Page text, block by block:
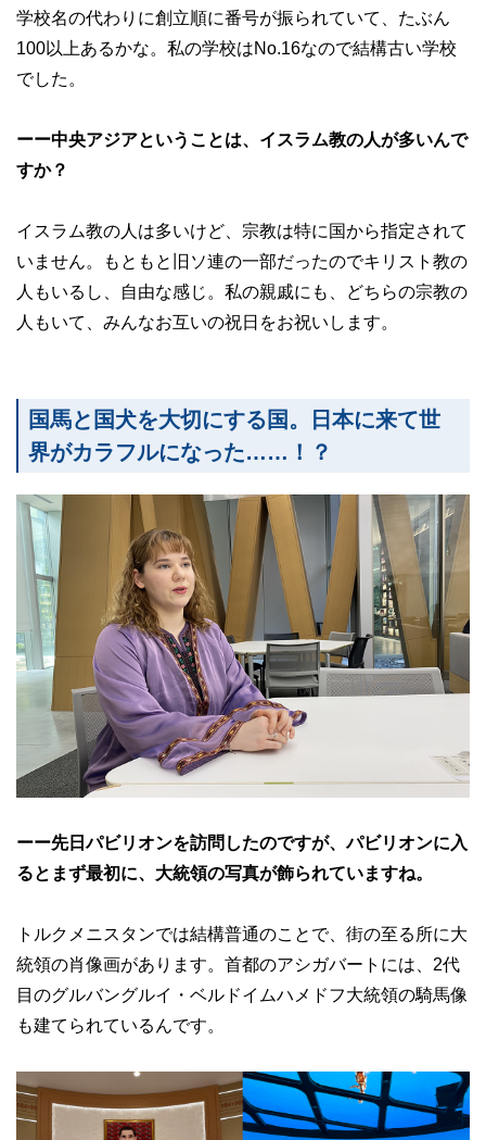
学校名の代わりに創立順に番号が振られていて、たぶん
100以上あるかな。私の学校はNo.16なので結構古い学校
でした。
ーー中央アジアということは、イスラム教の人が多いんで
すか？
イスラム教の人は多いけど、宗教は特に国から指定されて
いません。もともと旧ソ連の一部だったのでキリスト教の
人もいるし、自由な感じ。私の親戚にも、どちらの宗教の
人もいて、みんなお互いの祝日をお祝いします。
国馬と国犬を大切にする国。日本に来て世
界がカラフルになった……！？
ーー先日パビリオンを訪問したのですが、パビリオンに入
るとまず最初に、大統領の写真が飾られていますね。
トルクメニスタンでは結構普通のことで、街の至る所に大
統領の肖像画があります。首都のアシガバートには、2代
目のグルバングルイ・ベルドイムハメドフ大統領の騎馬像
も建てられているんです。